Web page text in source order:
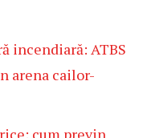
incendiară: ATBS
arena cailor-
cum previn